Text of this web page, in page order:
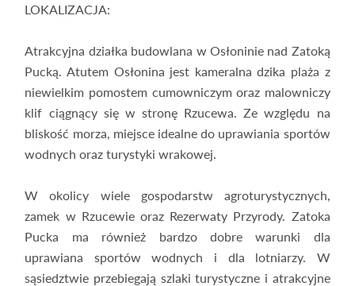
LOKALIZACJA:
Atrakcyjna działka budowlana w Osłoninie nad Zatoką
Pucką. Atutem Osłonina jest kameralna dzika plaża z
niewielkim pomostem cumowniczym oraz malowniczy
klif ciągnący się w stronę Rzucewa. Ze względu na
bliskość morza, miejsce idealne do uprawiania sportów
wodnych oraz turystyki wrakowej.
W okolicy wiele gospodarstw agroturystycznych,
zamek w Rzucewie oraz Rezerwaty Przyrody. Zatoka
Pucka ma również bardzo dobre warunki dla
uprawiana sportów wodnych i dla lotniarzy. W
sąsiedztwie przebiegają szlaki turystyczne i atrakcyjne